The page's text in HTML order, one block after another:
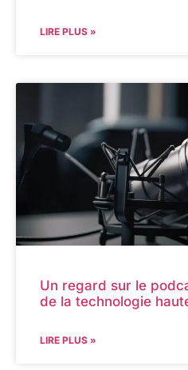
LIRE PLUS »
Un regard sur le
de la technologie
LIRE PLUS »